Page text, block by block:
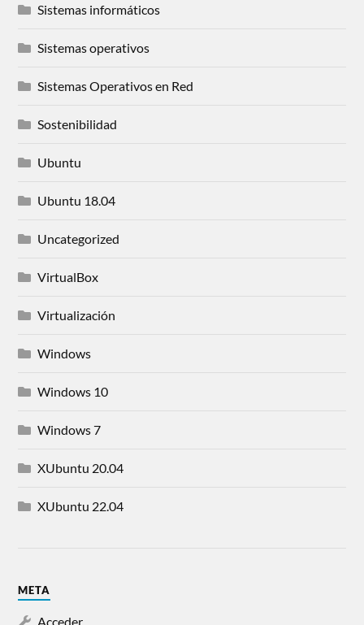
Sistemas informáticos
Sistemas operativos
Sistemas Operativos en Red
Sostenibilidad
Ubuntu
Ubuntu 18.04
Uncategorized
VirtualBox
Virtualización
Windows
Windows 10
Windows 7
XUbuntu 20.04
XUbuntu 22.04
META
Acceder